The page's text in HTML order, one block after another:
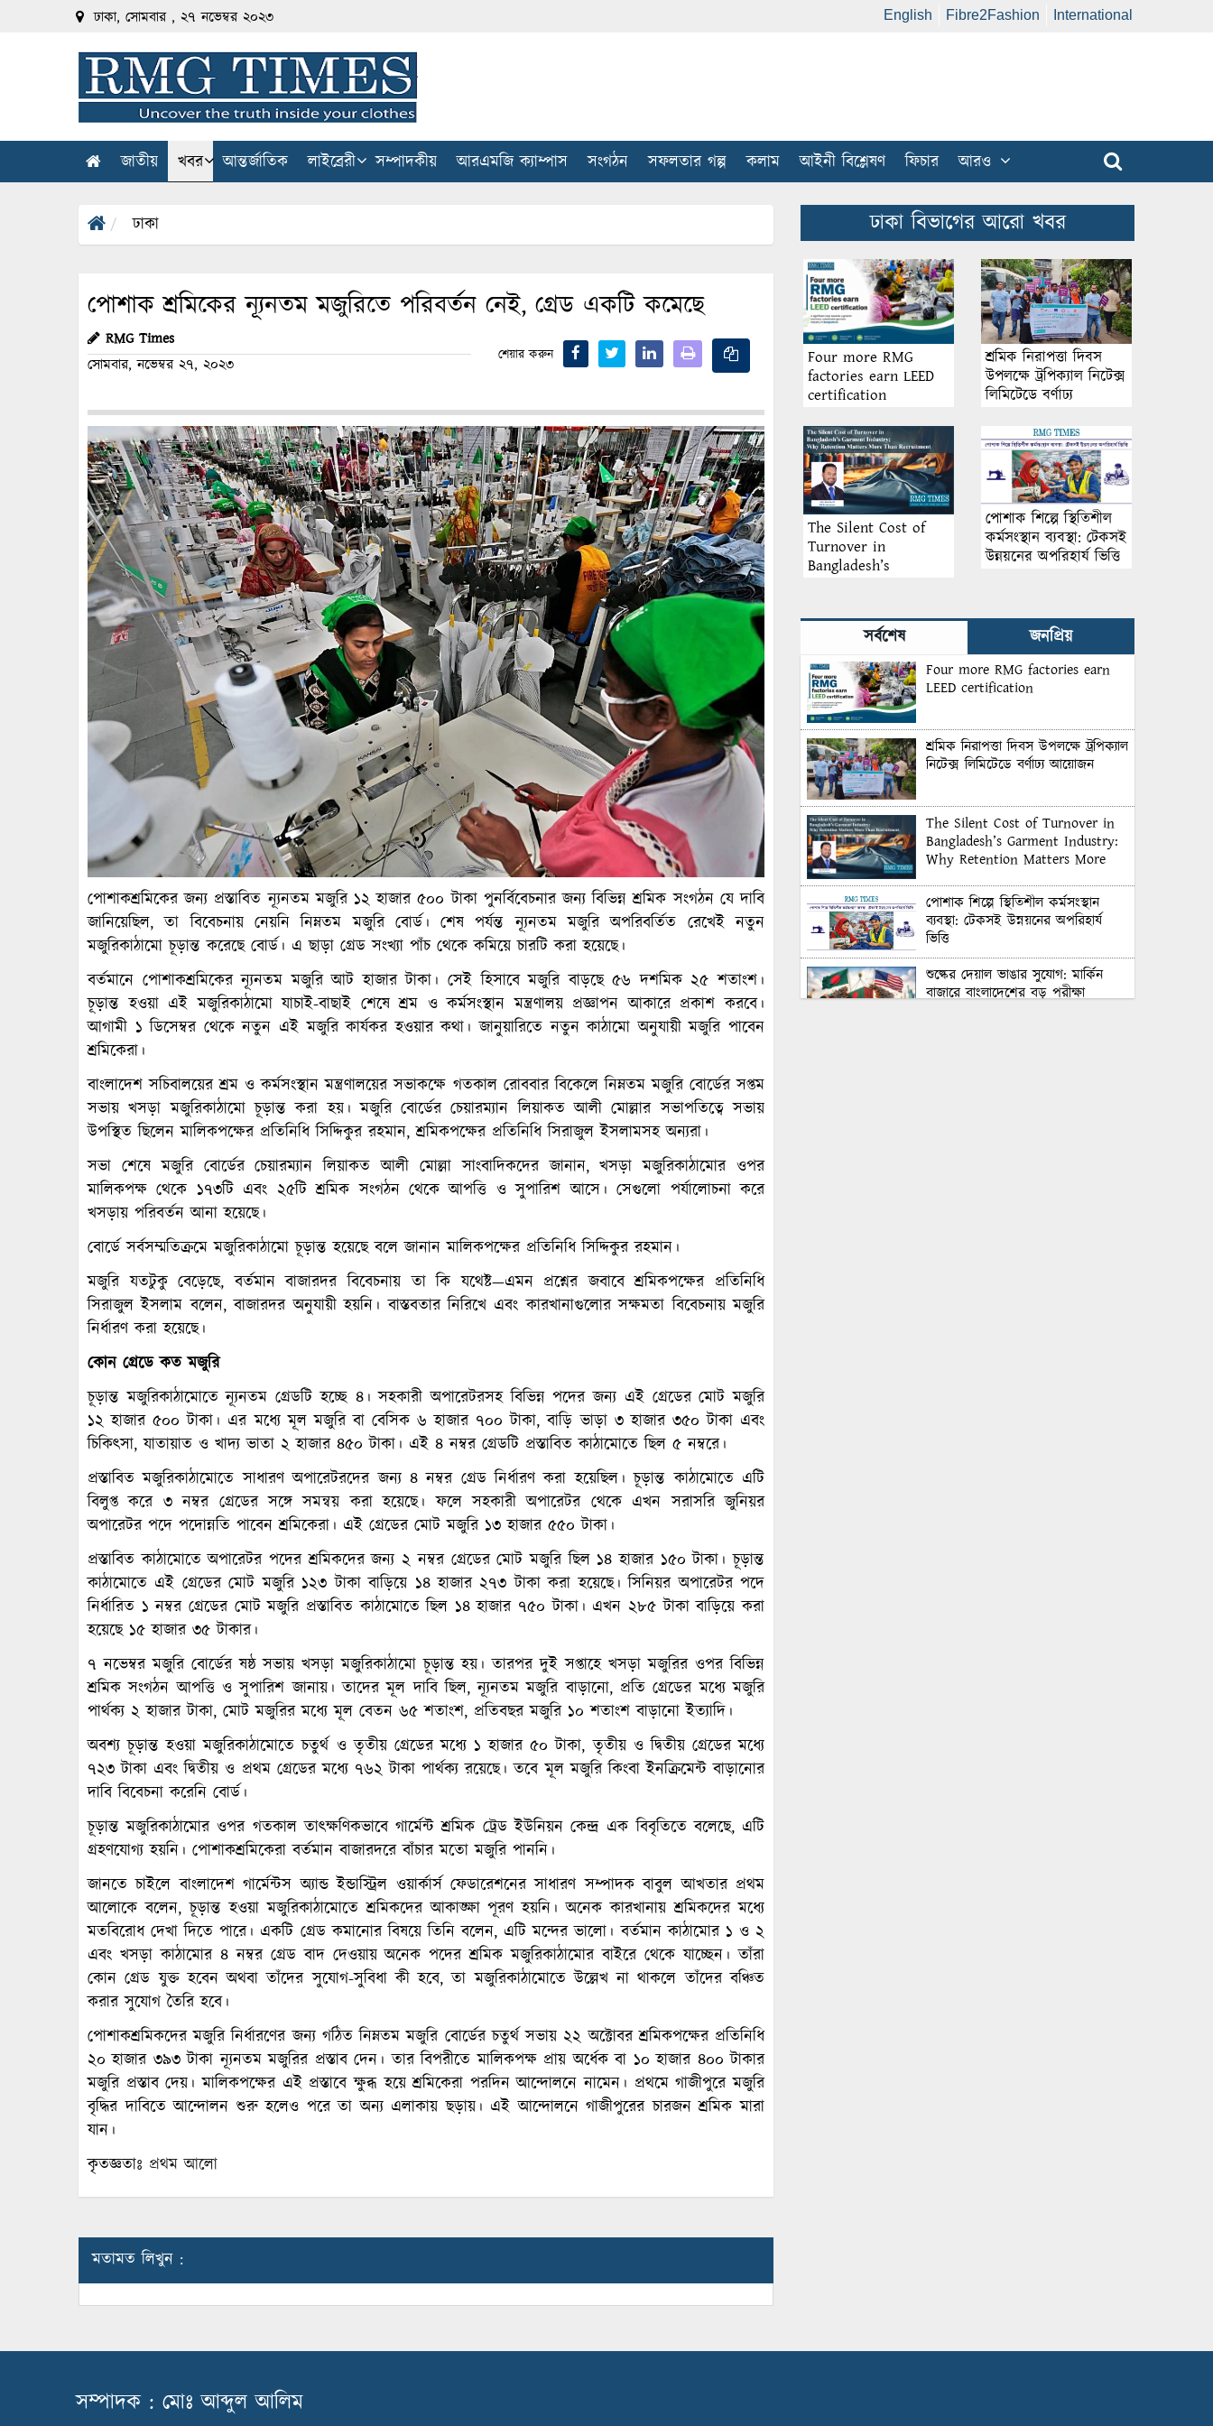
ঢাকা, সোমবার , ২৭ নভেম্বর ২০২৩ English Fibre2Fashion International
জাতীয় খবর আন্তর্জাতিক লাইব্রেরী সম্পাদকীয় আরএমজি ক্যাম্পাস সংগঠন সফলতার গল্প কলাম আইনী বিশ্লেষণ ফিচার আরও
ঢাকা
পোশাক শ্রমিকের ন্যূনতম মজুরিতে পরিবর্তন নেই, গ্রেড একটি কমেছে
RMG Times
সোমবার, নভেম্বর ২৭, ২০২৩
শেয়ার করুন
পোশাকশ্রমিকের জন্য প্রস্তাবিত ন্যূনতম মজুরি ১২ হাজার ৫০০ টাকা পুনর্বিবেচনার জন্য বিভিন্ন শ্রমিক সংগঠন যে দাবি
জানিয়েছিল, তা বিবেচনায় নেয়নি নিম্নতম মজুরি বোর্ড। শেষ পর্যন্ত ন্যূনতম মজুরি অপরিবর্তিত রেখেই নতুন
মজুরিকাঠামো চূড়ান্ত করেছে বোর্ড। এ ছাড়া গ্রেড সংখ্যা পাঁচ থেকে কমিয়ে চারটি করা হয়েছে।
বর্তমানে পোশাকশ্রমিকের ন্যূনতম মজুরি আট হাজার টাকা। সেই হিসাবে মজুরি বাড়ছে ৫৬ দশমিক ২৫ শতাংশ।
চূড়ান্ত হওয়া এই মজুরিকাঠামো যাচাই-বাছাই শেষে শ্রম ও কর্মসংস্থান মন্ত্রণালয় প্রজ্ঞাপন আকারে প্রকাশ করবে।
আগামী ১ ডিসেম্বর থেকে নতুন এই মজুরি কার্যকর হওয়ার কথা। জানুয়ারিতে নতুন কাঠামো অনুযায়ী মজুরি পাবেন
শ্রমিকেরা।
বাংলাদেশ সচিবালয়ের শ্রম ও কর্মসংস্থান মন্ত্রণালয়ের সভাকক্ষে গতকাল রোববার বিকেলে নিম্নতম মজুরি বোর্ডের সপ্তম
সভায় খসড়া মজুরিকাঠামো চূড়ান্ত করা হয়। মজুরি বোর্ডের চেয়ারম্যান লিয়াকত আলী মোল্লার সভাপতিত্বে সভায়
উপস্থিত ছিলেন মালিকপক্ষের প্রতিনিধি সিদ্দিকুর রহমান, শ্রমিকপক্ষের প্রতিনিধি সিরাজুল ইসলামসহ অন্যরা।
সভা শেষে মজুরি বোর্ডের চেয়ারম্যান লিয়াকত আলী মোল্লা সাংবাদিকদের জানান, খসড়া মজুরিকাঠামোর ওপর
মালিকপক্ষ থেকে ১৭৩টি এবং ২৫টি শ্রমিক সংগঠন থেকে আপত্তি ও সুপারিশ আসে। সেগুলো পর্যালোচনা করে
খসড়ায় পরিবর্তন আনা হয়েছে।
বোর্ডে সর্বসম্মতিক্রমে মজুরিকাঠামো চূড়ান্ত হয়েছে বলে জানান মালিকপক্ষের প্রতিনিধি সিদ্দিকুর রহমান।
মজুরি যতটুকু বেড়েছে, বর্তমান বাজারদর বিবেচনায় তা কি যথেষ্ট—এমন প্রশ্নের জবাবে শ্রমিকপক্ষের প্রতিনিধি
সিরাজুল ইসলাম বলেন, বাজারদর অনুযায়ী হয়নি। বাস্তবতার নিরিখে এবং কারখানাগুলোর সক্ষমতা বিবেচনায় মজুরি
নির্ধারণ করা হয়েছে।
কোন গ্রেডে কত মজুরি
চূড়ান্ত মজুরিকাঠামোতে ন্যূনতম গ্রেডটি হচ্ছে ৪। সহকারী অপারেটরসহ বিভিন্ন পদের জন্য এই গ্রেডের মোট মজুরি
১২ হাজার ৫০০ টাকা। এর মধ্যে মূল মজুরি বা বেসিক ৬ হাজার ৭০০ টাকা, বাড়ি ভাড়া ৩ হাজার ৩৫০ টাকা এবং
চিকিৎসা, যাতায়াত ও খাদ্য ভাতা ২ হাজার ৪৫০ টাকা। এই ৪ নম্বর গ্রেডটি প্রস্তাবিত কাঠামোতে ছিল ৫ নম্বরে।
প্রস্তাবিত মজুরিকাঠামোতে সাধারণ অপারেটরদের জন্য ৪ নম্বর গ্রেড নির্ধারণ করা হয়েছিল। চূড়ান্ত কাঠামোতে এটি
বিলুপ্ত করে ৩ নম্বর গ্রেডের সঙ্গে সমন্বয় করা হয়েছে। ফলে সহকারী অপারেটর থেকে এখন সরাসরি জুনিয়র
অপারেটর পদে পদোন্নতি পাবেন শ্রমিকেরা। এই গ্রেডের মোট মজুরি ১৩ হাজার ৫৫০ টাকা।
প্রস্তাবিত কাঠামোতে অপারেটর পদের শ্রমিকদের জন্য ২ নম্বর গ্রেডের মোট মজুরি ছিল ১৪ হাজার ১৫০ টাকা। চূড়ান্ত
কাঠামোতে এই গ্রেডের মোট মজুরি ১২৩ টাকা বাড়িয়ে ১৪ হাজার ২৭৩ টাকা করা হয়েছে। সিনিয়র অপারেটর পদে
নির্ধারিত ১ নম্বর গ্রেডের মোট মজুরি প্রস্তাবিত কাঠামোতে ছিল ১৪ হাজার ৭৫০ টাকা। এখন ২৮৫ টাকা বাড়িয়ে করা
হয়েছে ১৫ হাজার ৩৫ টাকার।
৭ নভেম্বর মজুরি বোর্ডের ষষ্ঠ সভায় খসড়া মজুরিকাঠামো চূড়ান্ত হয়। তারপর দুই সপ্তাহে খসড়া মজুরির ওপর বিভিন্ন
শ্রমিক সংগঠন আপত্তি ও সুপারিশ জানায়। তাদের মূল দাবি ছিল, ন্যূনতম মজুরি বাড়ানো, প্রতি গ্রেডের মধ্যে মজুরি
পার্থক্য ২ হাজার টাকা, মোট মজুরির মধ্যে মূল বেতন ৬৫ শতাংশ, প্রতিবছর মজুরি ১০ শতাংশ বাড়ানো ইত্যাদি।
অবশ্য চূড়ান্ত হওয়া মজুরিকাঠামোতে চতুর্থ ও তৃতীয় গ্রেডের মধ্যে ১ হাজার ৫০ টাকা, তৃতীয় ও দ্বিতীয় গ্রেডের মধ্যে
৭২৩ টাকা এবং দ্বিতীয় ও প্রথম গ্রেডের মধ্যে ৭৬২ টাকা পার্থক্য রয়েছে। তবে মূল মজুরি কিংবা ইনক্রিমেন্ট বাড়ানোর
দাবি বিবেচনা করেনি বোর্ড।
চূড়ান্ত মজুরিকাঠামোর ওপর গতকাল তাৎক্ষণিকভাবে গার্মেন্ট শ্রমিক ট্রেড ইউনিয়ন কেন্দ্র এক বিবৃতিতে বলেছে, এটি
গ্রহণযোগ্য হয়নি। পোশাকশ্রমিকেরা বর্তমান বাজারদরে বাঁচার মতো মজুরি পাননি।
জানতে চাইলে বাংলাদেশ গার্মেন্টস অ্যান্ড ইন্ডাস্ট্রিল ওয়ার্কার্স ফেডারেশনের সাধারণ সম্পাদক বাবুল আখতার প্রথম
আলোকে বলেন, চূড়ান্ত হওয়া মজুরিকাঠামোতে শ্রমিকদের আকাঙ্ক্ষা পূরণ হয়নি। অনেক কারখানায় শ্রমিকদের মধ্যে
মতবিরোধ দেখা দিতে পারে। একটি গ্রেড কমানোর বিষয়ে তিনি বলেন, এটি মন্দের ভালো। বর্তমান কাঠামোর ১ ও ২
এবং খসড়া কাঠামোর ৪ নম্বর গ্রেড বাদ দেওয়ায় অনেক পদের শ্রমিক মজুরিকাঠামোর বাইরে থেকে যাচ্ছেন। তাঁরা
কোন গ্রেড যুক্ত হবেন অথবা তাঁদের সুযোগ-সুবিধা কী হবে, তা মজুরিকাঠামোতে উল্লেখ না থাকলে তাঁদের বঞ্চিত
করার সুযোগ তৈরি হবে।
পোশাকশ্রমিকদের মজুরি নির্ধারণের জন্য গঠিত নিম্নতম মজুরি বোর্ডের চতুর্থ সভায় ২২ অক্টোবর শ্রমিকপক্ষের প্রতিনিধি
২০ হাজার ৩৯৩ টাকা ন্যূনতম মজুরির প্রস্তাব দেন। তার বিপরীতে মালিকপক্ষ প্রায় অর্ধেক বা ১০ হাজার ৪০০ টাকার
মজুরি প্রস্তাব দেয়। মালিকপক্ষের এই প্রস্তাবে ক্ষুব্ধ হয়ে শ্রমিকেরা পরদিন আন্দোলনে নামেন। প্রথমে গাজীপুরে মজুরি
বৃদ্ধির দাবিতে আন্দোলন শুরু হলেও পরে তা অন্য এলাকায় ছড়ায়। এই আন্দোলনে গাজীপুরের চারজন শ্রমিক মারা
যান।
কৃতজ্ঞতাঃ প্রথম আলো
মতামত লিখুন :
ঢাকা বিভাগের আরো খবর
Four more RMG
factories earn LEED
certification
শ্রমিক নিরাপত্তা দিবস
উপলক্ষে ট্রপিক্যাল নিটেক্স
লিমিটেডে বর্ণাঢ্য
The Silent Cost of
Turnover in
Bangladesh’s
Matters More Than
Recruitment
পোশাক শিল্পে স্থিতিশীল
কর্মসংস্থান ব্যবস্থা: টেকসই
উন্নয়নের অপরিহার্য ভিত্তি
সর্বশেষ জনপ্রিয়
Four more RMG factories earn
LEED certification
শ্রমিক নিরাপত্তা দিবস উপলক্ষে ট্রপিক্যাল
নিটেক্স লিমিটেডে বর্ণাঢ্য আয়োজন
The Silent Cost of Turnover in
Bangladesh’s Garment Industry:
Why Retention Matters More
পোশাক শিল্পে স্থিতিশীল কর্মসংস্থান
ব্যবস্থা: টেকসই উন্নয়নের অপরিহার্য
ভিত্তি
শুল্কের দেয়াল ভাঙার সুযোগ: মার্কিন
বাজারে বাংলাদেশের বড় পরীক্ষা
সম্পাদক : মোঃ আব্দুল আলিম